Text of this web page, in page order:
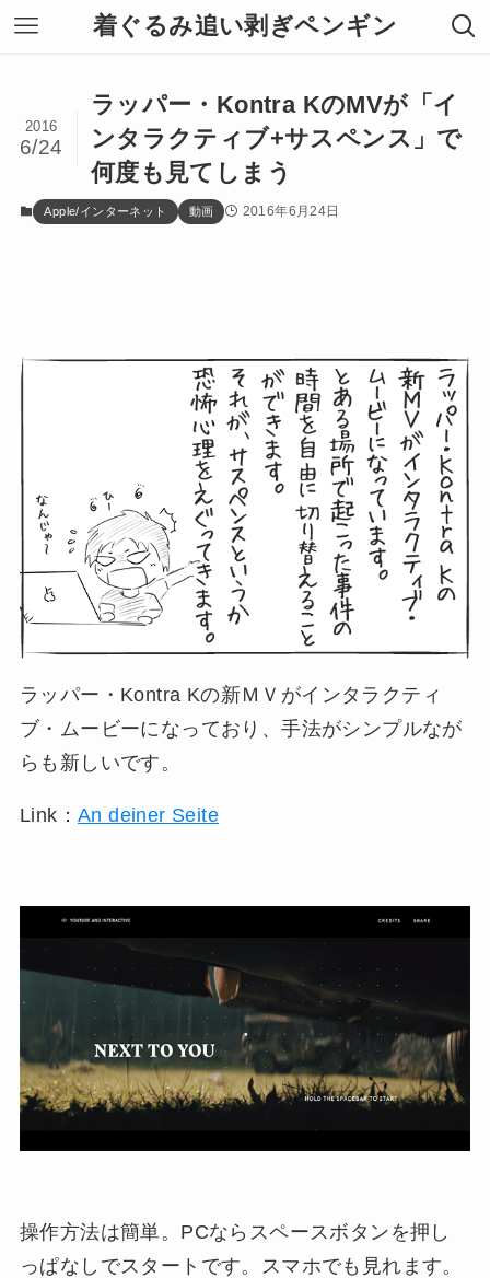
着ぐるみ追い剥ぎペンギン
ラッパー・Kontra KのMVが「イ
ンタラクティブ+サスペンス」で
何度も見てしまう
2016
6/24
Apple/インターネット 動画 2016年6月24日
ラッパー・Kontra Kの新ＭＶがインタラクティ
ブ・ムービーになっており、手法がシンプルなが
らも新しいです。
Link： An deiner Seite
操作方法は簡単。PCならスペースボタンを押し
っぱなしでスタートです。スマホでも見れます。